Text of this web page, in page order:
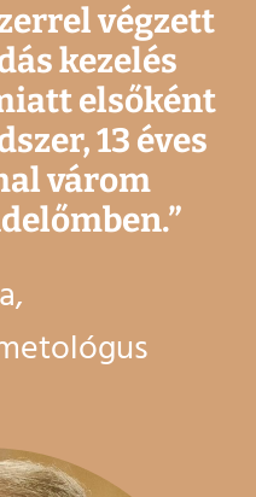
végzett
kezelés
elsőként
13 éves
várom
”